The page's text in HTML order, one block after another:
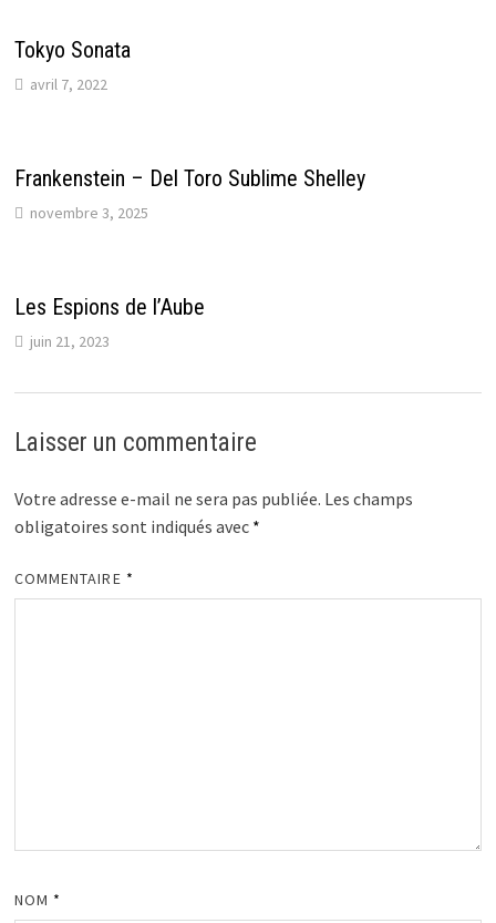
Tokyo Sonata
avril 7, 2022
Frankenstein – Del Toro Sublime Shelley
novembre 3, 2025
Les Espions de l’Aube
juin 21, 2023
Laisser un commentaire
Votre adresse e-mail ne sera pas publiée. Les champs
obligatoires sont indiqués avec *
COMMENTAIRE *
NOM *